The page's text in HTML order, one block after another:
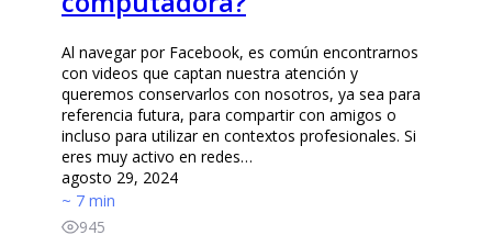
Al navegar por Facebook, es común encontrarnos
con videos que captan nuestra atención y
queremos conservarlos con nosotros, ya sea para
referencia futura, para compartir con amigos o
incluso para utilizar en contextos profesionales. Si
eres muy activo en redes…
agosto 29, 2024
~ 7 min
945